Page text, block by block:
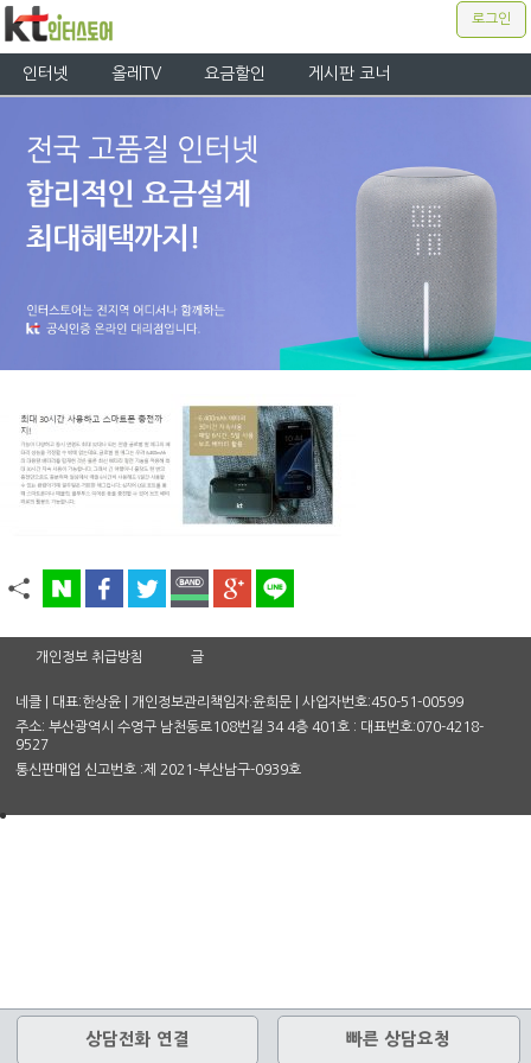
로그인
인터넷 올레TV 요금할인 게시판 코너
개인정보 취급방침 글
네클 | 대표:한상윤 | 개인정보관리책임자:윤희문 | 사업자번호:450-51-00599
주소: 부산광역시 수영구 남천동로108번길 34 4층 401호 : 대표번호:070-4218-
9527
통신판매업 신고번호 :제 2021-부산남구-0939호
상담전화 연결 빠른 상담요청